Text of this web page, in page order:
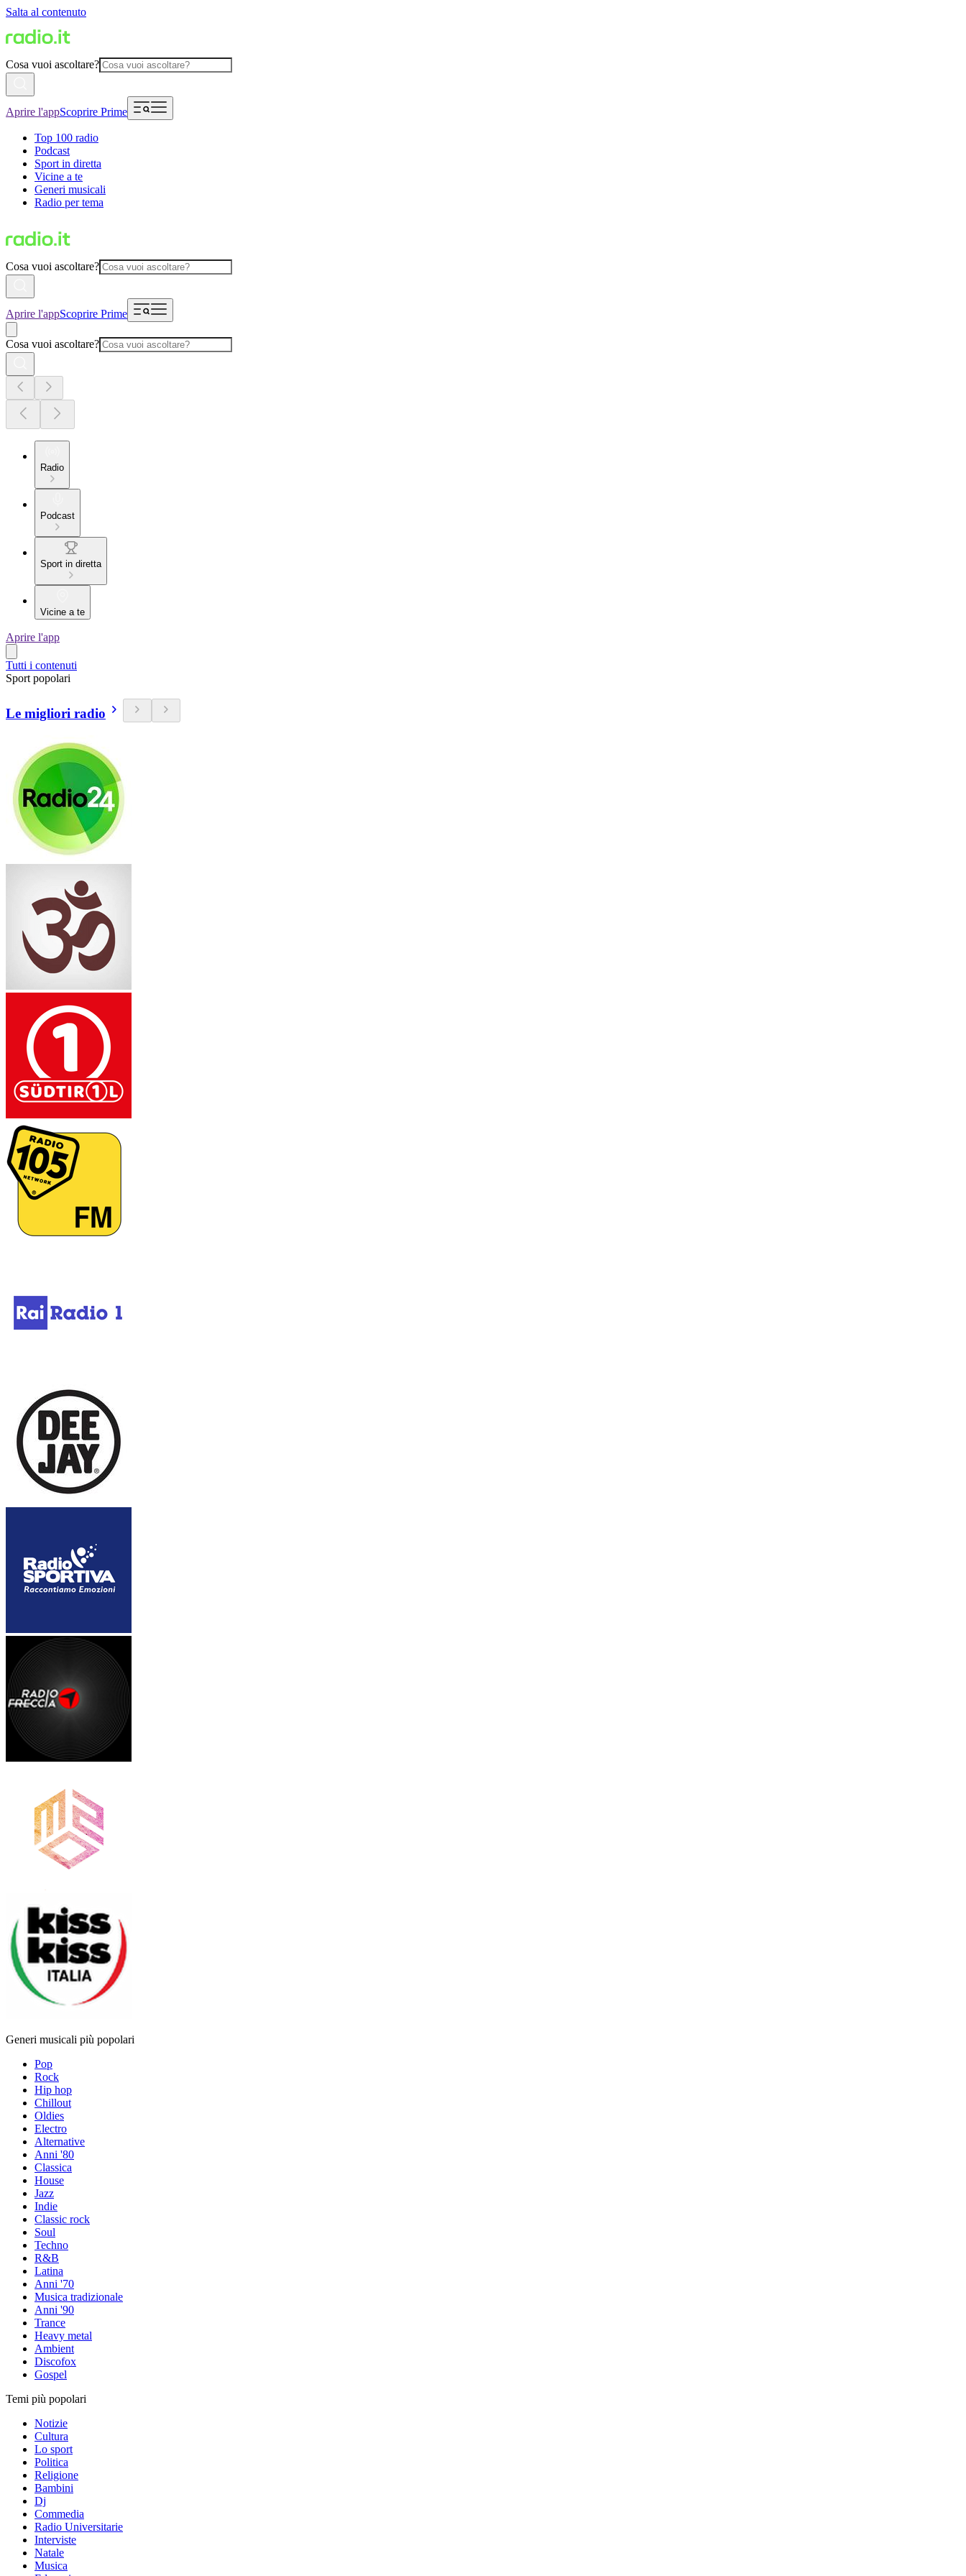
Salta al contenuto
Cosa vuoi ascoltare?
Aprire l'appScoprire Prime
Top 100 radio
Podcast
Sport in diretta
Vicine a te
Generi musicali
Radio per tema
Cosa vuoi ascoltare?
Aprire l'appScoprire Prime
Cosa vuoi ascoltare?
Radio
Podcast
Sport in diretta
Vicine a te
Aprire l'app
Tutti i contenuti
Sport popolari
Le migliori radio
Generi musicali più popolari
Pop
Rock
Hip hop
Chillout
Oldies
Electro
Alternative
Anni '80
Classica
House
Jazz
Indie
Classic rock
Soul
Techno
R&B
Latina
Anni '70
Musica tradizionale
Anni '90
Trance
Heavy metal
Ambient
Discofox
Gospel
Temi più popolari
Notizie
Cultura
Lo sport
Politica
Religione
Bambini
Dj
Commedia
Radio Universitarie
Interviste
Natale
Musica